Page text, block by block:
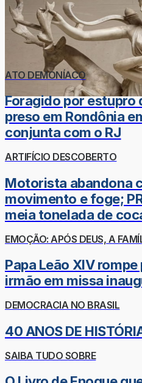
ATO DEMONÍACO
Foragido por estupro
preso em Rondônia
conjunta com o RJ
ARTIFÍCIO DESCOBERTO
Motorista abandona
movimento e foge;
meia tonelada de
EMOÇÃO: APÓS DEUS, A
Papa Leão XIV
irmão em missa
DEMOCRACIA NO BRASIL
40 ANOS DE
SAIBA TUDO SOBRE